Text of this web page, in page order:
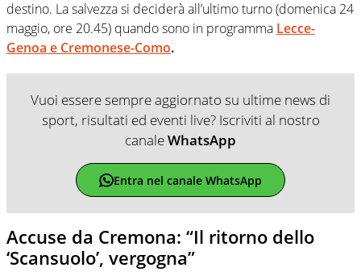
destino. La salvezza si deciderà all’ultimo turno (domenica 24
maggio, ore 20.45) quando sono in programma Lecce-
Genoa e Cremonese-Como.
Vuoi essere sempre aggiornato su ultime news di
sport, risultati ed eventi live? Iscriviti al nostro
canaleWhatsApp
Entra nel canale WhatsApp
Accuse da Cremona: “Il ritorno dello
‘Scansuolo’, vergogna”